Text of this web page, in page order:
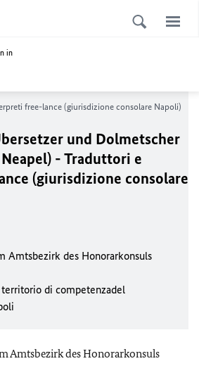
in
free-lance (giurisdizione consolare Napoli)
und Dolmetscher
- Traduttori e
(giurisdizione consolare
Amtsbezirk des Honorarkonsuls
di competenzadel
Amtsbezirk des Honorarkonsuls